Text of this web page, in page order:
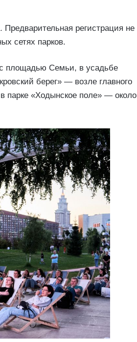
регистрация не
сетях парков.
с площадью Семьи, в усадьбе
берег» — возле главного
парке «Ходынское поле» — около